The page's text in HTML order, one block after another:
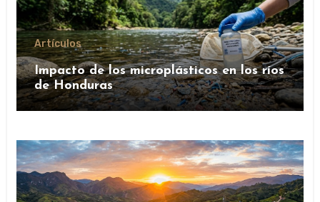
Artículos
Impacto de los microplásticos en los ríos
de Honduras